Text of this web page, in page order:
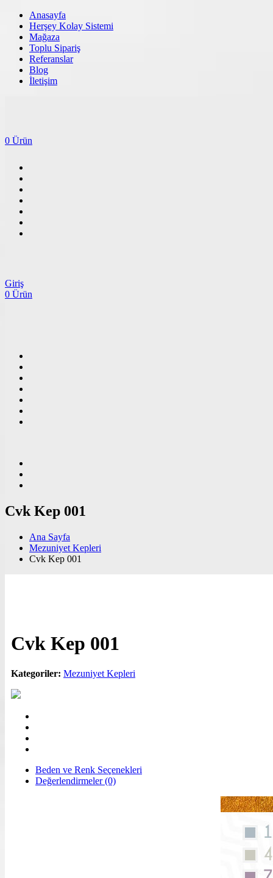
Anasayfa
Herşey Kolay Sistemi
Mağaza
Toplu Sipariş
Referanslar
Blog
İletişim
0 Ürün
Giriş
0 Ürün
Cvk Kep 001
Ana Sayfa
Mezuniyet Kepleri
Cvk Kep 001
Cvk Kep 001
Kategoriler: Mezuniyet Kepleri
Beden ve Renk Seçenekleri
Değerlendirmeler (0)